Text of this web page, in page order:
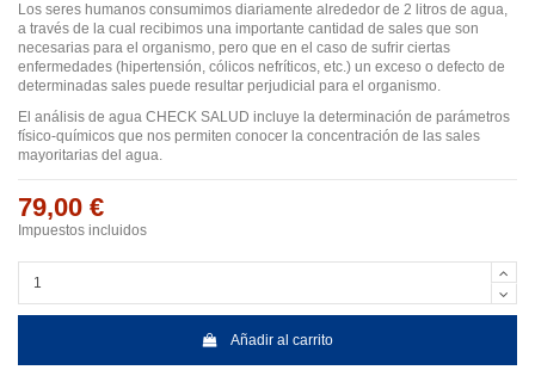
Los seres humanos consumimos diariamente alrededor de 2 litros de agua,
a través de la cual recibimos una importante cantidad de sales que son
necesarias para el organismo, pero que en el caso de sufrir ciertas
enfermedades (hipertensión, cólicos nefríticos, etc.) un exceso o defecto de
determinadas sales puede resultar perjudicial para el organismo.
El análisis de agua CHECK SALUD incluye la determinación de parámetros
físico-químicos que nos permiten conocer la concentración de las sales
mayoritarias del agua.
79,00 €
Impuestos incluidos
Añadir al carrito